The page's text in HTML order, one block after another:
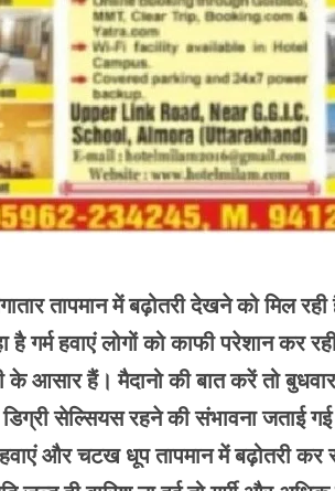
तापमान में बढ़ोतरी देखने को मिल
है गर्म हवाएं लोगों को काफी परेशान कर
के आसार हैं। मैदानो की बात करें तो
सेल्सियस रहने की संभावना जताई
और चटख धूप तापमान में बढ़ोतरी कर